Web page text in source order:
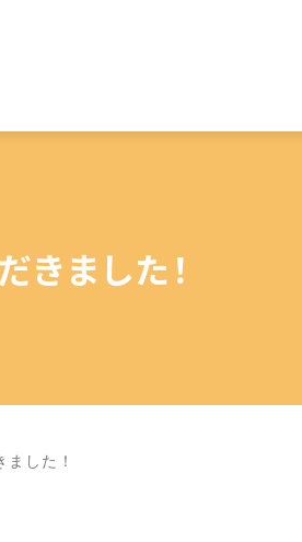
ました！
した！